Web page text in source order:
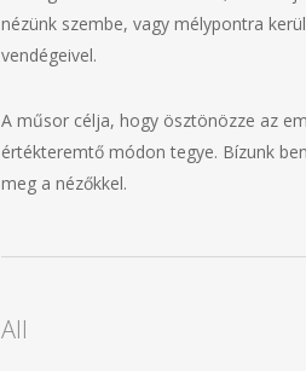
nézünk szembe, vagy mélypontra
vendégeivel.
A műsor célja, hogy ösztönözze az
értékteremtő módon tegye. Bízunk
meg a nézőkkel.
All